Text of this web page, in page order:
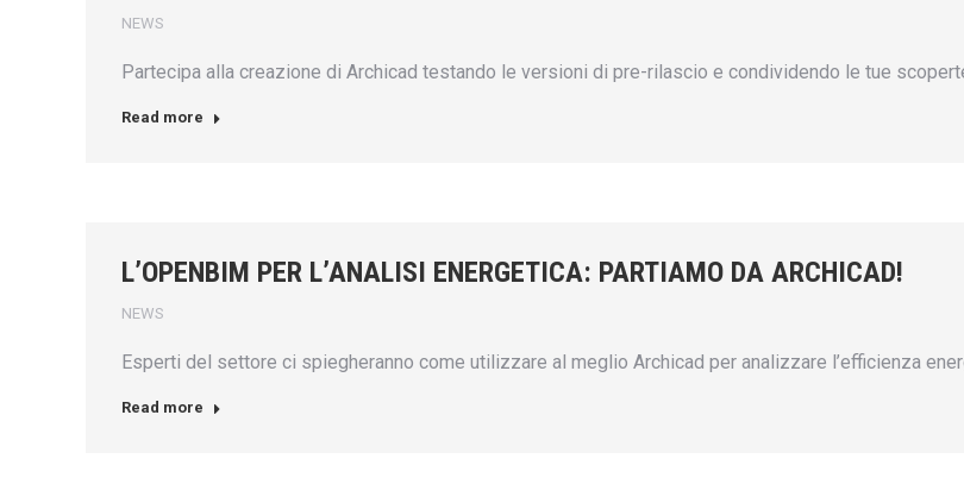
NEWS
Partecipa alla creazione di Archicad testando le versioni di pre-rilascio e condividendo le tue
Read more
L’OPENBIM PER L’ANALISI ENERGETICA: PARTIAMO DA ARCHICAD!
NEWS
Esperti del settore ci spiegheranno come utilizzare al meglio Archicad per analizzare l’efficienza
Read more